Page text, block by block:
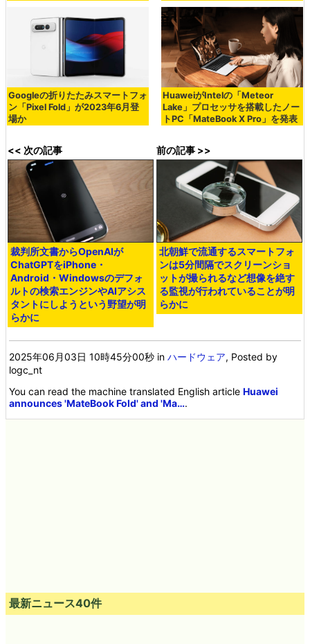
Googleの折りたたみスマートフォ
ン「Pixel Fold」が2023年6月登
場か
HuaweiがIntelの「Meteor
Lake」プロセッサを搭載したノー
トPC「MateBook X Pro」を発表
<< 次の記事
裁判所文書からOpenAIが
ChatGPTをiPhone・
Android・Windowsのデフォ
ルトの検索エンジンやAIアシス
タントにしようという野望が明
らかに
前の記事 >>
北朝鮮で流通するスマートフォ
ンは5分間隔でスクリーンショ
ットが撮られるなど想像を絶す
る監視が行われていることが明
らかに
2025年06月03日 10時45分00秒 inハードウェア, Posted by
logc_nt
You can read the machine translated English articleHuawei
announces 'MateBook Fold' and 'Ma….
最新ニュース40件